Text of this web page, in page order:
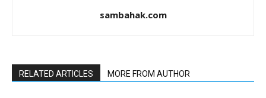
sambahak.com
RELATED ARTICLES MORE FROM AUTHOR